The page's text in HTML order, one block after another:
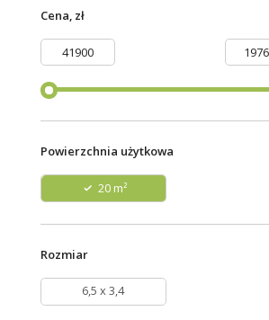
Cena, zł
Powierzchnia użytkowa
20 m²
Rozmiar
6,5 x 3,4